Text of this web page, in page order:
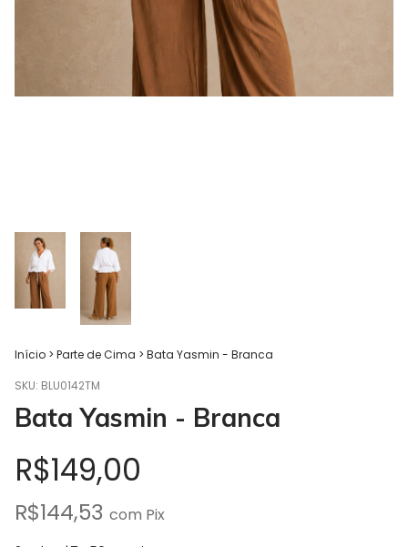
Início > Parte de Cima > Bata Yasmin - Branca
SKU: BLU0142TM
Bata Yasmin - Branca
R$149,00
R$144,53 com Pix